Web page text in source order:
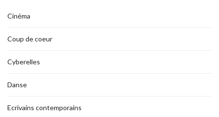
Cinéma
Coup de coeur
Cyberelles
Danse
Ecrivains contemporains